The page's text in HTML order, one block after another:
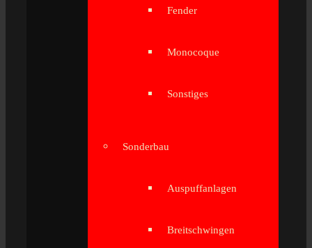
Fender
Monocoque
Sonstiges
Sonderbau
Auspuffanlagen
Breitschwingen